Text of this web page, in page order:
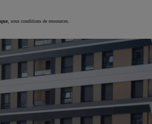
, sous conditions de ressources.